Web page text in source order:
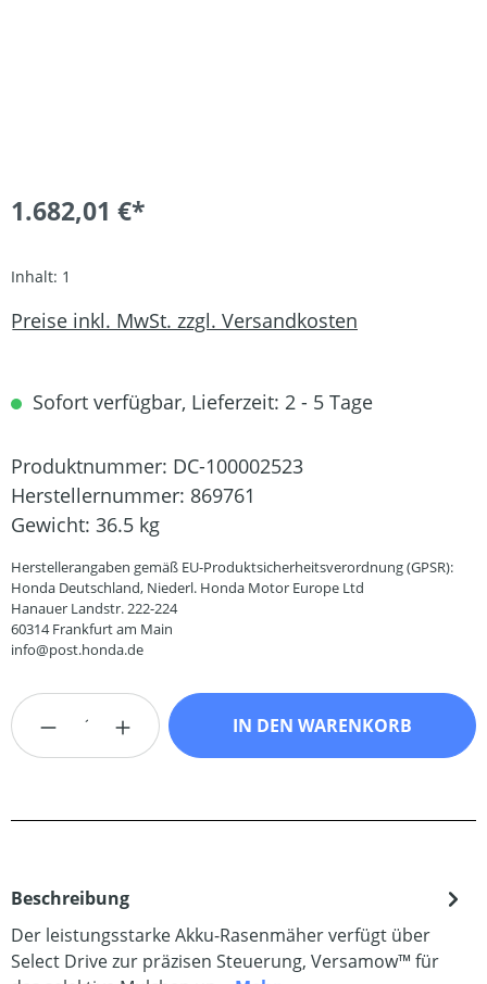
1.682,01 €*
Inhalt: 1
Preise inkl. MwSt. zzgl. Versandkosten
Sofort verfügbar, Lieferzeit: 2 - 5 Tage
Produktnummer: DC-100002523
Herstellernummer: 869761
Gewicht: 36.5 kg
Herstellerangaben gemäß EU-Produktsicherheitsverordnung (GPSR):
Honda Deutschland, Niederl. Honda Motor Europe Ltd
Hanauer Landstr. 222-224
60314 Frankfurt am Main
info@post.honda.de
Produkt Anzahl: Gib den gewünschten
IN DEN WARENKORB
Beschreibung
Der leistungsstarke Akku-Rasenmäher verfügt über
Select Drive zur präzisen Steuerung, Versamow™ für